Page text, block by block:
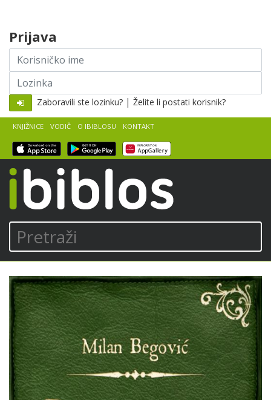
Pretraži
KNJIŽNICE VODIČ O IBIBLOSU KONTAKT
Prijava
Korisničko
ime
Lozinka
Zaboravili ste lozinku? | Želite li postati korisnik?
Milan
Begović
Pustolov
pred
vratima
Pretpregled